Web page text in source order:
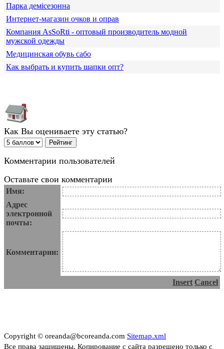
Парка демісезонна
Интернет-магазин очков и оправ
Компания АsSoRti - оптовый производитель модной
мужской одежды
Медицинская обувь сабо
Как выбрать и купить шапки опт?
Как Вы оцениваете эту статью?
Комментарии пользователей
Оставьте свои комментарии
Имя:
Адрес
электронной
почты:
Комментарии:
Insert Cancel
Copyright © oreanda@bcoreanda.com Sitemap.xml
Все права защищены. Копирование с сайта разрешено только с